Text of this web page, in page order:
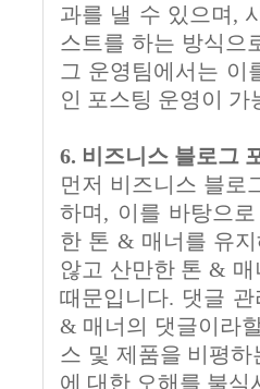
과를 낼 수 있으며,
스트를 하는 방식으
그 운영팀에서는 이
인 포스팅 운영이 가
6. 비즈니스 블로그
먼저 비즈니스 블로
하며, 이를 바탕으
한 톤 & 매너를 유
않고 산만한 톤 &
때문입니다. 댓글
& 매너의 댓글이라
스 및 제품을 비평
에 대한 오해를 불식